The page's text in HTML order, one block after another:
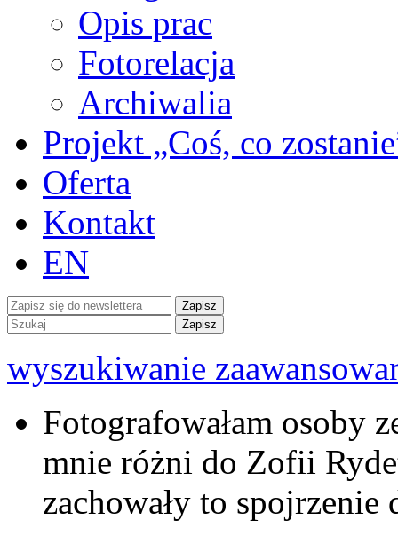
Opis prac
Fotorelacja
Archiwalia
Projekt „Coś, co
Oferta
Kontakt
EN
wyszukiwanie
Fotografowałam osoby
mnie różni do Zofii
zachowały to spojrzenie